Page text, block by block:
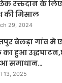
रक्तदान के
की मिसाल
29, 2024
बेलड़ा गांव मे
हुआ
समाधान…
13, 2025